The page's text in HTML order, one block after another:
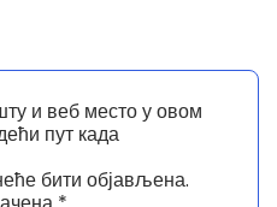
бити објављена.
и веб место у овом
пут када